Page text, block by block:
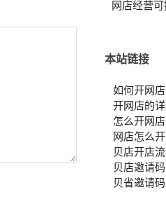
网店经营
本站链接
如何开网店
开网店的
怎么开网店
网店怎么开
贝店开店
贝店邀请
贝省邀请码